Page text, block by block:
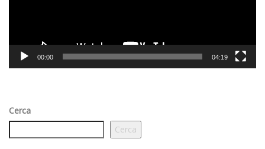
00:00 04:19
Cerca
Cerca